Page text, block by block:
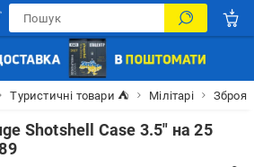
Туристичні товари ⛺ Мілітарі Зброя
Shotshell Case 3.5" на 25